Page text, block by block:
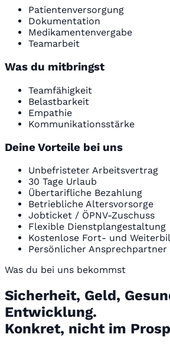
Patientenversorgung
Dokumentation
Medikamentenvergabe
Teamarbeit
Was du mitbringst
Teamfähigkeit
Belastbarkeit
Empathie
Kommunikationsstärke
Deine Vorteile bei uns
Unbefristeter Arbeitsvertrag
30 Tage Urlaub
Übertarifliche Bezahlung
Betriebliche Altersvorsorge
Jobticket / ÖPNV-Zuschuss
Flexible Dienstplangestaltung
Kostenlose Fort- und
Persönlicher Ansprechpartner
Was du bei uns bekommst
Sicherheit, Geld,
Entwicklung.
Konkret, nicht im